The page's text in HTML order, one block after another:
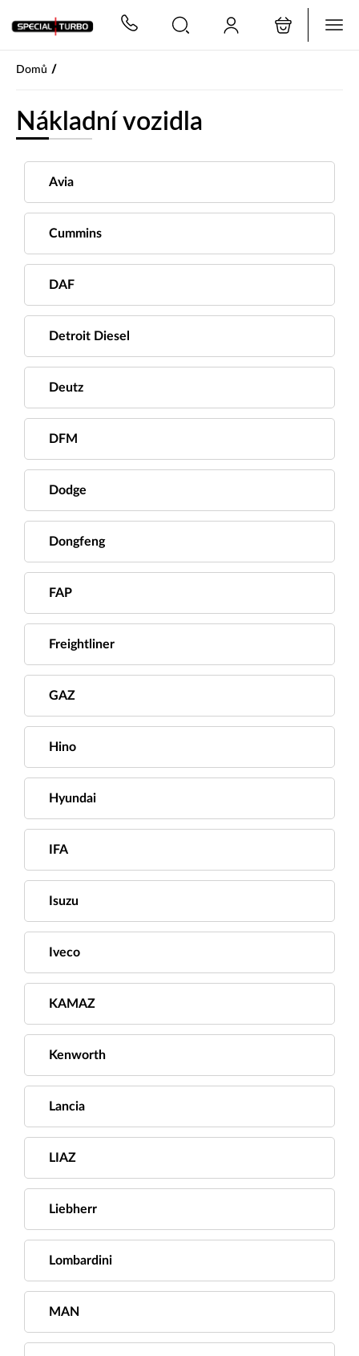
Domů /
Nákladní vozidla
Avia
Cummins
DAF
Detroit Diesel
Deutz
DFM
Dodge
Dongfeng
FAP
Freightliner
GAZ
Hino
Hyundai
IFA
Isuzu
Iveco
KAMAZ
Kenworth
Lancia
LIAZ
Liebherr
Lombardini
MAN